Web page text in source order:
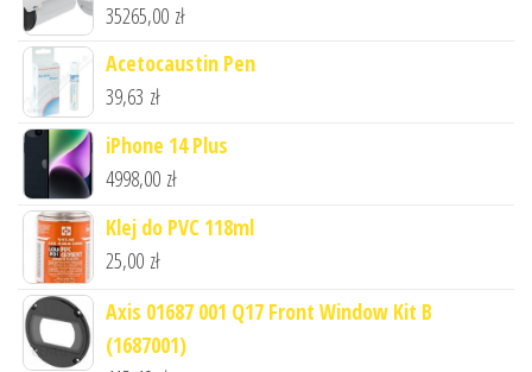
35265,00 zł
Acetocaustin Pen
39,63 zł
iPhone 14 Plus
4998,00 zł
Klej do PVC 118ml
25,00 zł
Axis 01687 001 Q17 Front Window Kit B
(1687001)